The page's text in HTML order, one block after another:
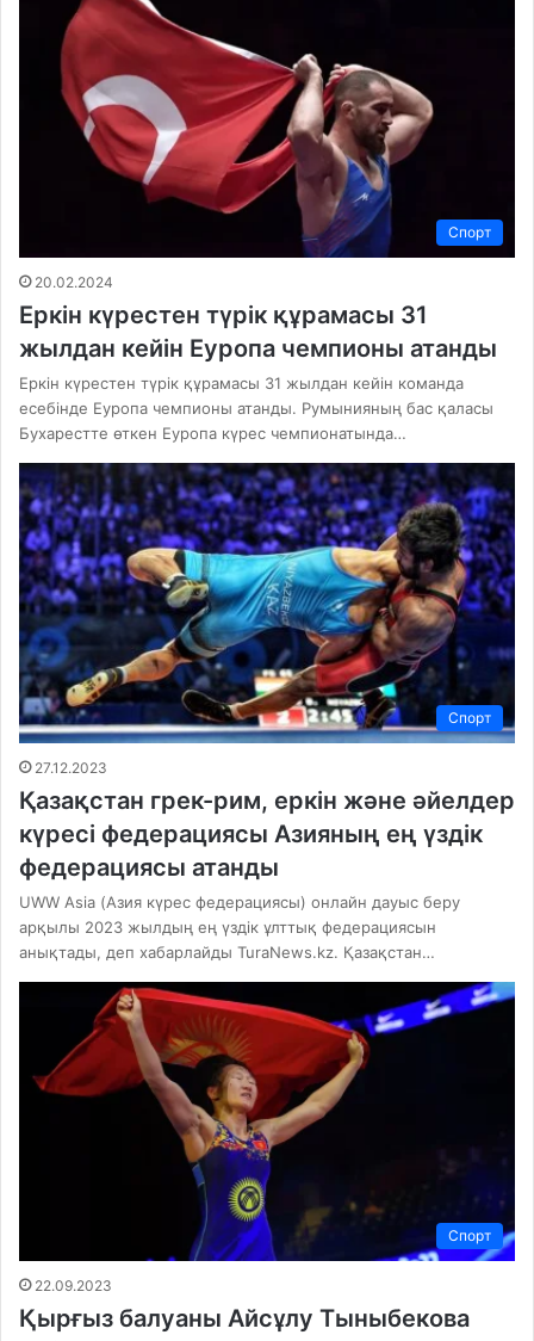
Спорт
20.02.2024
Еркін күрестен түрік құрамасы 31
жылдан кейін Еуропа чемпионы атанды
Еркін күрестен түрік құрамасы 31 жылдан кейін команда
есебінде Еуропа чемпионы атанды. Румынияның бас қаласы
Бухарестте өткен Еуропа күрес чемпионатында…
Спорт
27.12.2023
Қазақстан грек-рим, еркін және әйелдер
күресі федерациясы Азияның ең үздік
федерациясы атанды
UWW Asia (Азия күрес федерациясы) онлайн дауыс беру
арқылы 2023 жылдың ең үздік ұлттық федерациясын
анықтады, деп хабарлайды TuraNews.kz. Қазақстан…
Спорт
22.09.2023
Қырғыз балуаны Айсұлу Тыныбекова